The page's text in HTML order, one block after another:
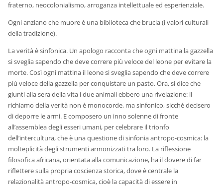
fraterno, neocolonialismo, arroganza intellettuale ed esperienziale.
Ogni anziano che muore è una biblioteca che brucia (i valori culturali
della tradizione).
La verità è sinfonica. Un apologo racconta che ogni mattina la gazzella
si sveglia sapendo che deve correre più veloce del leone per evitare la
morte. Così ogni mattina il leone si sveglia sapendo che deve correre
più veloce della gazzella per conquistare un pasto. Ora, si dice che
giunti alla sera della vita i due animali ebbero una rivelazione: il
richiamo della verità non è monocorde, ma sinfonico, sicché decisero
di deporre le armi. E composero un inno solenne di fronte
all’assemblea degli esseri umani, per celebrare il trionfo
dell’intercultura, che è una questione di sinfonia antropo-cosmica: la
molteplicità degli strumenti armonizzati tra loro. La riflessione
filosofica africana, orientata alla comunicazione, ha il dovere di far
riflettere sulla propria coscienza storica, dove è centrale la
relazionalità antropo-cosmica, cioè la capacità di essere in